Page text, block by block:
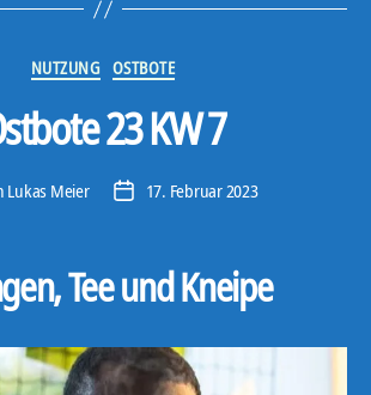
Kategorien
NUTZUNG OSTBOTE
23 KW 7
Lukas Meier Veröffentlichungsdatum
17. Februar 2023
Tee und Kneipe